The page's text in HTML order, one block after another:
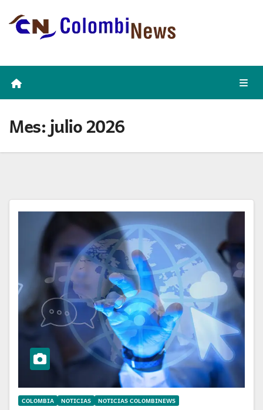
Mes:julio 2026
COLOMBIA NOTICIAS NOTICIAS COLOMBINEWS